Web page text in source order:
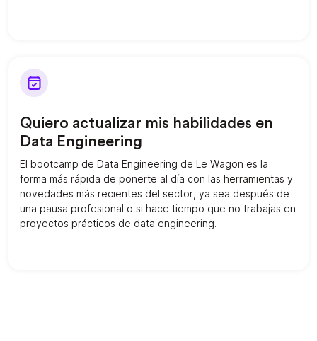
Quiero actualizar mis habilidades en
Data Engineering
El bootcamp de Data Engineering de Le Wagon es la
forma más rápida de ponerte al día con las herramientas y
novedades más recientes del sector, ya sea después de
una pausa profesional o si hace tiempo que no trabajas en
proyectos prácticos de data engineering.